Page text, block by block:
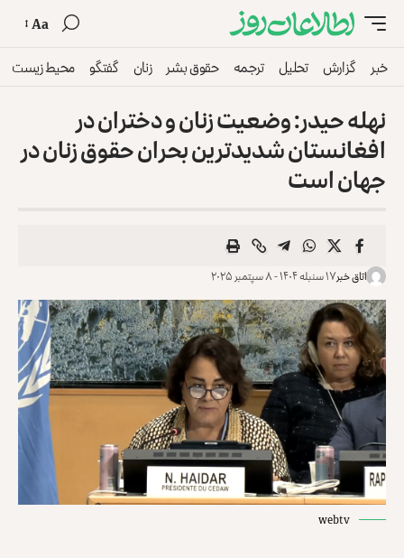
Aa
خبر گزارش تحلیل ترجمه حقوق بشر زنان گفتگو محیط زیست
نهله حیدر: وضعیت زنان و دختران در
افغا‌نستان شدیدترین بحران حقوق‌‌ زنان در
جهان است
اتاق خبر۱۷ سنبله ۱۴۰۴ - ۸ سپتمبر ۲۰۲۵
webtv